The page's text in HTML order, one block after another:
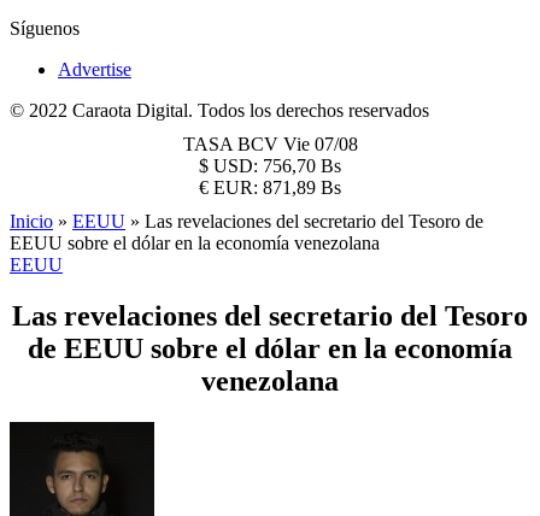
Síguenos
Advertise
© 2022 Caraota Digital. Todos los derechos reservados
TASA BCV Vie 07/08
$ USD: 756,70 Bs
€ EUR: 871,89 Bs
Inicio » EEUU » Las revelaciones del secretario del Tesoro de
EEUU sobre el dólar en la economía venezolana
EEUU
Las revelaciones del secretario del Tesoro
de EEUU sobre el dólar en la economía
venezolana